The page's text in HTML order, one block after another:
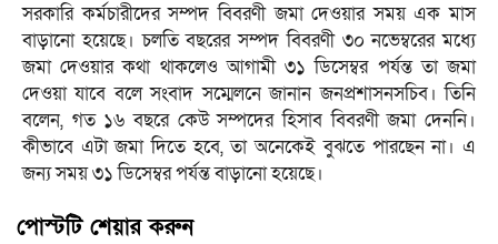
সরকারি কর্মচারীদের সম্পদ বিবরণী জমা দেওয়ার সময় এক মাস
বাড়ানো হয়েছে। চলতি বছরের সম্পদ বিবরণী ৩০ নভেম্বরের মধ্যে
জমা দেওয়ার কথা থাকলেও আগামী ৩১ ডিসেম্বর পর্যন্ত তা জমা
দেওয়া যাবে বলে সংবাদ সম্মেলনে জানান জনপ্রশাসনসচিব। তিনি
বলেন, গত ১৬ বছরে কেউ সম্পদের হিসাব বিবরণী জমা দেননি।
কীভাবে এটা জমা দিতে হবে, তা অনেকেই বুঝতে পারছেন না। এ
জন্য সময় ৩১ ডিসেম্বর পর্যন্ত বাড়ানো হয়েছে।
পোস্টটি শেয়ার করুন